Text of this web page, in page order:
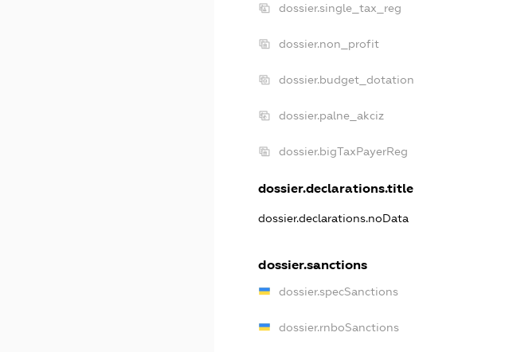
dossier.single_tax_reg
dossier.non_profit
dossier.budget_dotation
dossier.palne_akciz
dossier.bigTaxPayerReg
dossier.declarations.title
dossier.declarations.noData
dossier.sanctions
dossier.specSanctions
dossier.rnboSanctions